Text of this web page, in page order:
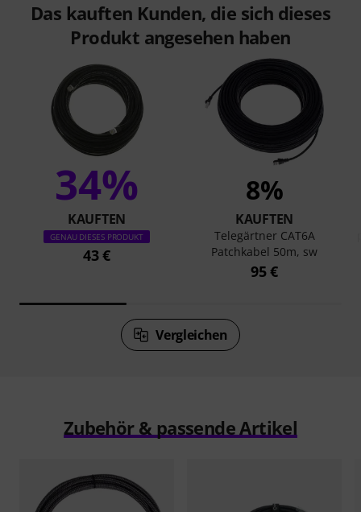
Das kauften Kunden, die sich dieses
Produkt angesehen haben
34%
KAUFTEN
GENAU DIESES PRODUKT
43 €
8%
KAUFTEN
Telegärtner CAT6A
Patchkabel 50m, sw
95 €
Vergleichen
Zubehör & passende Artikel